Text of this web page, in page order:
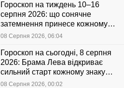
Гороскоп на тиждень 10–16
серпня 2026: що сонячне
затемнення принесе кожному
знаку зодіаку
08 Серпня 2026, 06:04
Гороскоп на сьогодні, 8 серпня
2026: Брама Лева відкриває
сильний старт кожному знаку
зодіаку
08 Серпня 2026, 00:02